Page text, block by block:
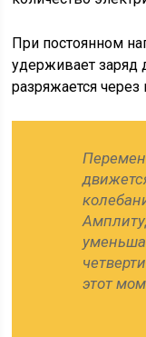
При постоянном
удерживает заряд
разряжается через
этот